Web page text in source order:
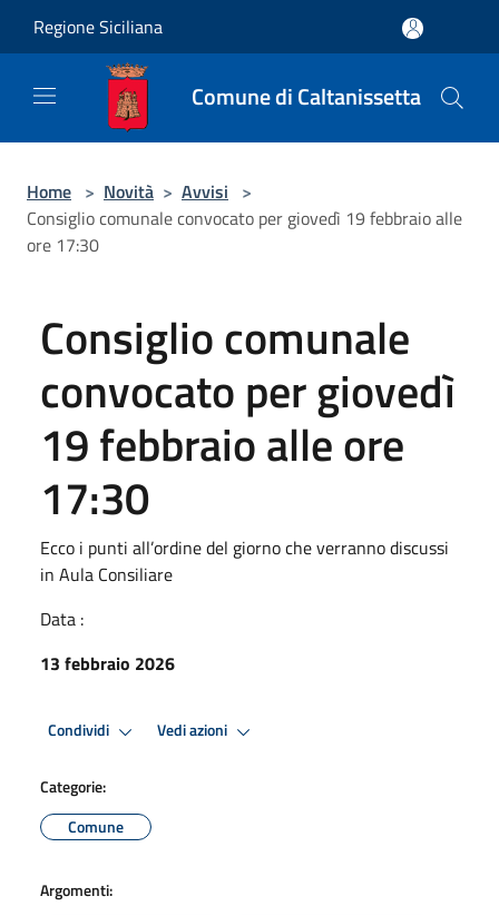
Regione Siciliana
Comune di Caltanissetta
Home > Novità > Avvisi >
Consiglio comunale convocato per giovedì 19 febbraio alle
ore 17:30
Consiglio comunale
convocato per giovedì
19 febbraio alle ore
17:30
Ecco i punti all’ordine del giorno che verranno discussi
in Aula Consiliare
Data :
13 febbraio 2026
Condividi Vedi azioni
Categorie:
Comune
Argomenti: